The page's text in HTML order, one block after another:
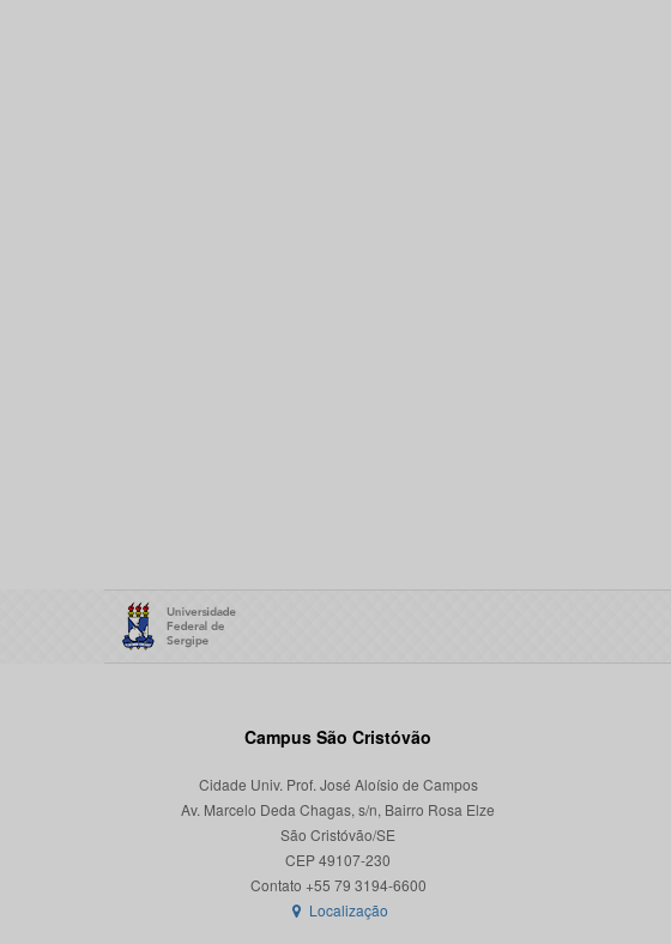
Campus São Cristóvão
Cidade Univ. Prof. José Aloísio de Campos
Av. Marcelo Deda Chagas, s/n, Bairro Rosa Elze
São Cristóvão/SE
CEP 49107-230
Localização